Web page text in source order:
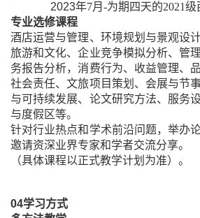
2023年7月 -为期四天的2021级
专业选修课程
酒店运营与管理、环境规划与景观设
旅游和文化、企业竞争模拟分析、管
务报告分析，消费行为、收益管理、
社会责任、文旅项目策划、会展与节
与可持续发展、论文研究方法、服务
与度假区等。
针对行业热点和学术前沿问题，举办
邀请资深业界专家和学者交流分享。
（具体课程以正式教学计划为准）。
04学习方式